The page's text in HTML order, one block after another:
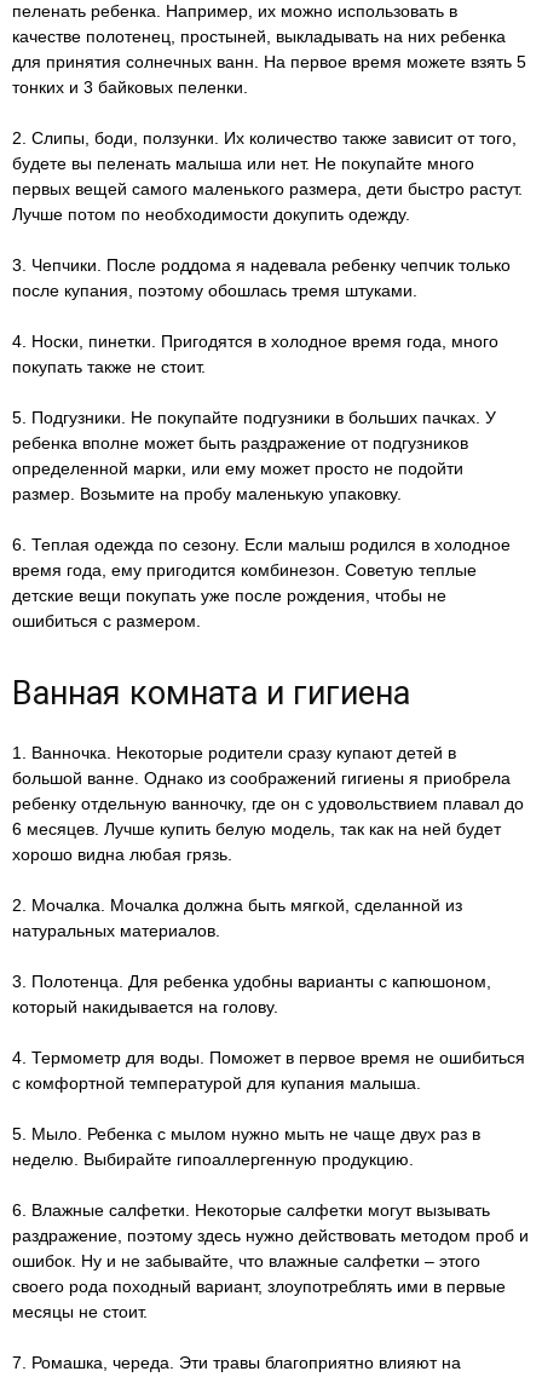
пеленать ребенка. Например, их можно использовать в
качестве полотенец, простыней, выкладывать на них ребенка
для принятия солнечных ванн. На первое время можете взять 5
тонких и 3 байковых пеленки.
2. Слипы, боди, ползунки. Их количество также зависит от того,
будете вы пеленать малыша или нет. Не покупайте много
первых вещей самого маленького размера, дети быстро растут.
Лучше потом по необходимости докупить одежду.
3. Чепчики. После роддома я надевала ребенку чепчик только
после купания, поэтому обошлась тремя штуками.
4. Носки, пинетки. Пригодятся в холодное время года, много
покупать также не стоит.
5. Подгузники. Не покупайте подгузники в больших пачках. У
ребенка вполне может быть раздражение от подгузников
определенной марки, или ему может просто не подойти
размер. Возьмите на пробу маленькую упаковку.
6. Теплая одежда по сезону. Если малыш родился в холодное
время года, ему пригодится комбинезон. Советую теплые
детские вещи покупать уже после рождения, чтобы не
ошибиться с размером.
Ванная комната и гигиена
1. Ванночка. Некоторые родители сразу купают детей в
большой ванне. Однако из соображений гигиены я приобрела
ребенку отдельную ванночку, где он с удовольствием плавал до
6 месяцев. Лучше купить белую модель, так как на ней будет
хорошо видна любая грязь.
2. Мочалка. Мочалка должна быть мягкой, сделанной из
натуральных материалов.
3. Полотенца. Для ребенка удобны варианты с капюшоном,
который накидывается на голову.
4. Термометр для воды. Поможет в первое время не ошибиться
с комфортной температурой для купания малыша.
5. Мыло. Ребенка с мылом нужно мыть не чаще двух раз в
неделю. Выбирайте гипоаллергенную продукцию.
6. Влажные салфетки. Некоторые салфетки могут вызывать
раздражение, поэтому здесь нужно действовать методом проб и
ошибок. Ну и не забывайте, что влажные салфетки – этого
своего рода походный вариант, злоупотреблять ими в первые
месяцы не стоит.
7. Ромашка, череда. Эти травы благоприятно влияют на